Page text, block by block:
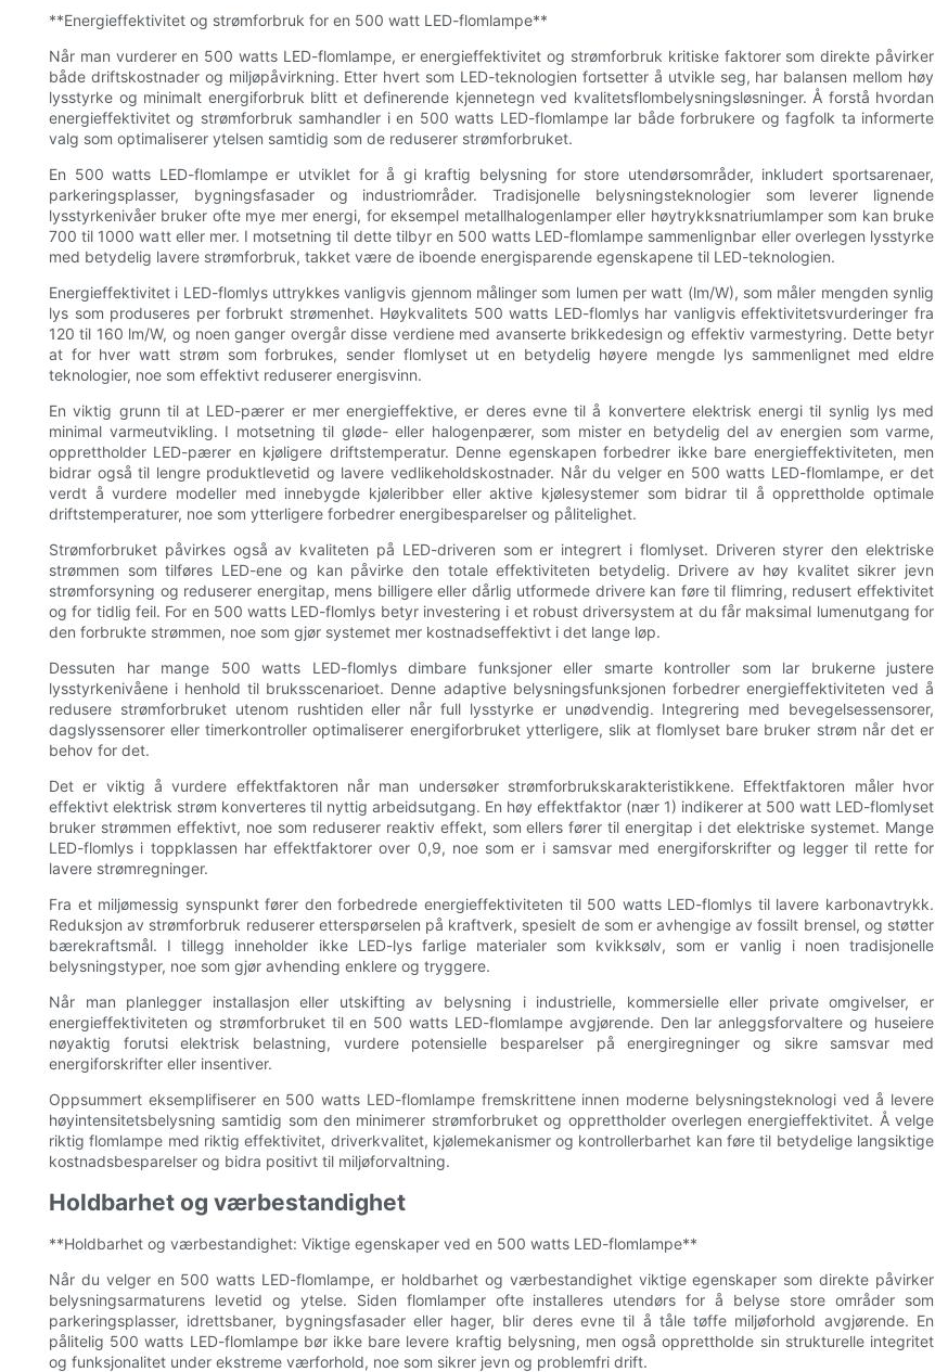
**Energieffektivitet og strømforbruk for en 500 watt LED-flomlampe**
Når man vurderer en 500 watts LED-flomlampe, er energieffektivitet og strømforbruk kritiske faktorer som direkte påvirker
både driftskostnader og miljøpåvirkning. Etter hvert som LED-teknologien fortsetter å utvikle seg, har balansen mellom høy
lysstyrke og minimalt energiforbruk blitt et definerende kjennetegn ved kvalitetsflombelysningsløsninger. Å forstå hvordan
energieffektivitet og strømforbruk samhandler i en 500 watts LED-flomlampe lar både forbrukere og fagfolk ta informerte
valg som optimaliserer ytelsen samtidig som de reduserer strømforbruket.
En 500 watts LED-flomlampe er utviklet for å gi kraftig belysning for store utendørsområder, inkludert sportsarenaer,
parkeringsplasser, bygningsfasader og industriområder. Tradisjonelle belysningsteknologier som leverer lignende
lysstyrkenivåer bruker ofte mye mer energi, for eksempel metallhalogenlamper eller høytrykksnatriumlamper som kan bruke
700 til 1000 watt eller mer. I motsetning til dette tilbyr en 500 watts LED-flomlampe sammenlignbar eller overlegen lysstyrke
med betydelig lavere strømforbruk, takket være de iboende energisparende egenskapene til LED-teknologien.
Energieffektivitet i LED-flomlys uttrykkes vanligvis gjennom målinger som lumen per watt (lm/W), som måler mengden synlig
lys som produseres per forbrukt strømenhet. Høykvalitets 500 watts LED-flomlys har vanligvis effektivitetsvurderinger fra
120 til 160 lm/W, og noen ganger overgår disse verdiene med avanserte brikkedesign og effektiv varmestyring. Dette betyr
at for hver watt strøm som forbrukes, sender flomlyset ut en betydelig høyere mengde lys sammenlignet med eldre
teknologier, noe som effektivt reduserer energisvinn.
En viktig grunn til at LED-pærer er mer energieffektive, er deres evne til å konvertere elektrisk energi til synlig lys med
minimal varmeutvikling. I motsetning til gløde- eller halogenpærer, som mister en betydelig del av energien som varme,
opprettholder LED-pærer en kjøligere driftstemperatur. Denne egenskapen forbedrer ikke bare energieffektiviteten, men
bidrar også til lengre produktlevetid og lavere vedlikeholdskostnader. Når du velger en 500 watts LED-flomlampe, er det
verdt å vurdere modeller med innebygde kjøleribber eller aktive kjølesystemer som bidrar til å opprettholde optimale
driftstemperaturer, noe som ytterligere forbedrer energibesparelser og pålitelighet.
Strømforbruket påvirkes også av kvaliteten på LED-driveren som er integrert i flomlyset. Driveren styrer den elektriske
strømmen som tilføres LED-ene og kan påvirke den totale effektiviteten betydelig. Drivere av høy kvalitet sikrer jevn
strømforsyning og reduserer energitap, mens billigere eller dårlig utformede drivere kan føre til flimring, redusert effektivitet
og for tidlig feil. For en 500 watts LED-flomlys betyr investering i et robust driversystem at du får maksimal lumenutgang for
den forbrukte strømmen, noe som gjør systemet mer kostnadseffektivt i det lange løp.
Dessuten har mange 500 watts LED-flomlys dimbare funksjoner eller smarte kontroller som lar brukerne justere
lysstyrkenivåene i henhold til bruksscenarioet. Denne adaptive belysningsfunksjonen forbedrer energieffektiviteten ved å
redusere strømforbruket utenom rushtiden eller når full lysstyrke er unødvendig. Integrering med bevegelsessensorer,
dagslyssensorer eller timerkontroller optimaliserer energiforbruket ytterligere, slik at flomlyset bare bruker strøm når det er
behov for det.
Det er viktig å vurdere effektfaktoren når man undersøker strømforbrukskarakteristikkene. Effektfaktoren måler hvor
effektivt elektrisk strøm konverteres til nyttig arbeidsutgang. En høy effektfaktor (nær 1) indikerer at 500 watt LED-flomlyset
bruker strømmen effektivt, noe som reduserer reaktiv effekt, som ellers fører til energitap i det elektriske systemet. Mange
LED-flomlys i toppklassen har effektfaktorer over 0,9, noe som er i samsvar med energiforskrifter og legger til rette for
lavere strømregninger.
Fra et miljømessig synspunkt fører den forbedrede energieffektiviteten til 500 watts LED-flomlys til lavere karbonavtrykk.
Reduksjon av strømforbruk reduserer etterspørselen på kraftverk, spesielt de som er avhengige av fossilt brensel, og støtter
bærekraftsmål. I tillegg inneholder ikke LED-lys farlige materialer som kvikksølv, som er vanlig i noen tradisjonelle
belysningstyper, noe som gjør avhending enklere og tryggere.
Når man planlegger installasjon eller utskifting av belysning i industrielle, kommersielle eller private omgivelser, er
energieffektiviteten og strømforbruket til en 500 watts LED-flomlampe avgjørende. Den lar anleggsforvaltere og huseiere
nøyaktig forutsi elektrisk belastning, vurdere potensielle besparelser på energiregninger og sikre samsvar med
energiforskrifter eller insentiver.
Oppsummert eksemplifiserer en 500 watts LED-flomlampe fremskrittene innen moderne belysningsteknologi ved å levere
høyintensitetsbelysning samtidig som den minimerer strømforbruket og opprettholder overlegen energieffektivitet. Å velge
riktig flomlampe med riktig effektivitet, driverkvalitet, kjølemekanismer og kontrollerbarhet kan føre til betydelige langsiktige
kostnadsbesparelser og bidra positivt til miljøforvaltning.
Holdbarhet og værbestandighet
**Holdbarhet og værbestandighet: Viktige egenskaper ved en 500 watts LED-flomlampe**
Når du velger en 500 watts LED-flomlampe, er holdbarhet og værbestandighet viktige egenskaper som direkte påvirker
belysningsarmaturens levetid og ytelse. Siden flomlamper ofte installeres utendørs for å belyse store områder som
parkeringsplasser, idrettsbaner, bygningsfasader eller hager, blir deres evne til å tåle tøffe miljøforhold avgjørende. En
pålitelig 500 watts LED-flomlampe bør ikke bare levere kraftig belysning, men også opprettholde sin strukturelle integritet
og funksjonalitet under ekstreme værforhold, noe som sikrer jevn og problemfri drift.